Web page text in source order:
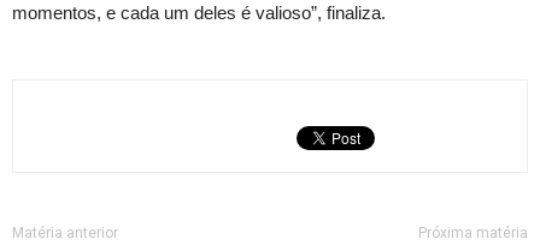
momentos, e cada um deles é valioso”, finaliza.
Matéria anterior Próxima matéria